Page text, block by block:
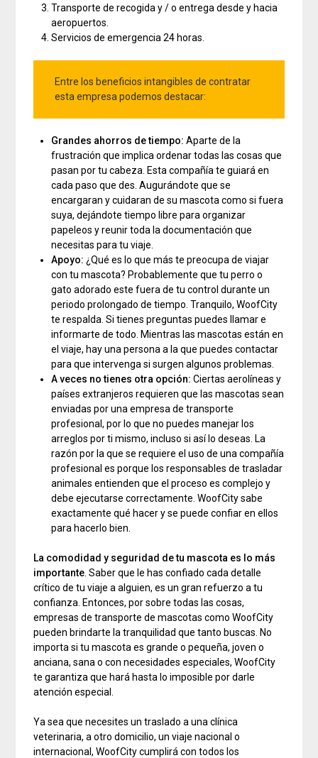
Transporte de recogida y / o entrega desde y hacia
aeropuertos.
Servicios de emergencia 24 horas.
Entre los beneficios intangibles de contratar
esta empresa podemos destacar:
Grandes ahorros de tiempo: Aparte de la
frustración que implica ordenar todas las cosas que
pasan por tu cabeza. Esta compañía te guiará en
cada paso que des. Augurándote que se
encargaran y cuidaran de su mascota como si fuera
suya, dejándote tiempo libre para organizar
papeleos y reunir toda la documentación que
necesitas para tu viaje.
Apoyo: ¿Qué es lo que más te preocupa de viajar
con tu mascota? Probablemente que tu perro o
gato adorado este fuera de tu control durante un
periodo prolongado de tiempo. Tranquilo, WoofCity
te respalda. Si tienes preguntas puedes llamar e
informarte de todo. Mientras las mascotas están en
el viaje, hay una persona a la que puedes contactar
para que intervenga si surgen algunos problemas.
A veces no tienes otra opción: Ciertas aerolíneas y
países extranjeros requieren que las mascotas sean
enviadas por una empresa de transporte
profesional, por lo que no puedes manejar los
arreglos por ti mismo, incluso si así lo deseas. La
razón por la que se requiere el uso de una compañía
profesional es porque los responsables de trasladar
animales entienden que el proceso es complejo y
debe ejecutarse correctamente. WoofCity sabe
exactamente qué hacer y se puede confiar en ellos
para hacerlo bien.
La comodidad y seguridad de tu mascota es lo más
importante. Saber que le has confiado cada detalle
crítico de tu viaje a alguien, es un gran refuerzo a tu
confianza. Entonces, por sobre todas las cosas,
empresas de transporte de mascotas como WoofCity
pueden brindarte la tranquilidad que tanto buscas. No
importa si tu mascota es grande o pequeña, joven o
anciana, sana o con necesidades especiales, WoofCity
te garantiza que hará hasta lo imposible por darle
atención especial.
Ya sea que necesites un traslado a una clínica
veterinaria, a otro domicilio, un viaje nacional o
internacional, WoofCity cumplirá con todos los